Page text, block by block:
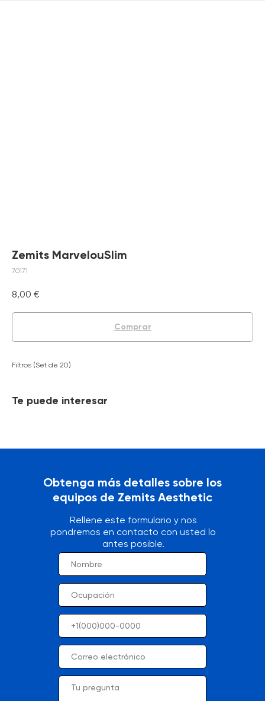
Zemits MarvelouSlim
70171
8,00 €
Comprar
Filtros (Set de 20)
Te puede interesar
Obtenga más detalles sobre los
equipos de Zemits Aesthetic
Rellene este formulario y nos
pondremos en contacto con usted lo
antes posible.